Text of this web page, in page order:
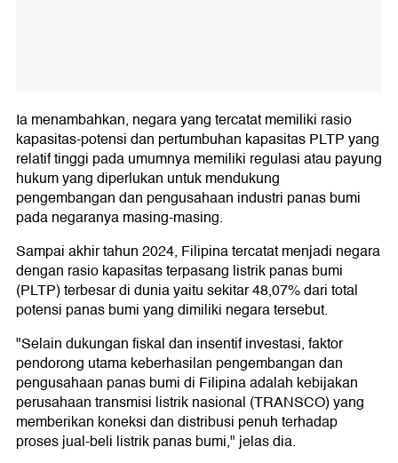
Ia menambahkan, negara yang tercatat memiliki rasio
kapasitas-potensi dan pertumbuhan kapasitas PLTP yang
relatif tinggi pada umumnya memiliki regulasi atau payung
hukum yang diperlukan untuk mendukung
pengembangan dan pengusahaan industri panas bumi
pada negaranya masing-masing.
Sampai akhir tahun 2024, Filipina tercatat menjadi negara
dengan rasio kapasitas terpasang listrik panas bumi
(PLTP) terbesar di dunia yaitu sekitar 48,07% dari total
potensi panas bumi yang dimiliki negara tersebut.
"Selain dukungan fiskal dan insentif investasi, faktor
pendorong utama keberhasilan pengembangan dan
pengusahaan panas bumi di Filipina adalah kebijakan
perusahaan transmisi listrik nasional (TRANSCO) yang
memberikan koneksi dan distribusi penuh terhadap
proses jual-beli listrik panas bumi," jelas dia.